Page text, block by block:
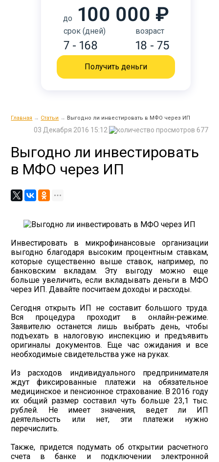
до 100 000 ₽
срок (дней)
7 - 168
возраст
18 - 75
Получить деньги
Главная → Статьи → Выгодно ли инвестировать в МФО через ИП
677
03 Декабря 2016 15:12
Выгодно ли инвестировать
в МФО через ИП
Инвестировать в микрофинансовые организации
выгодно благодаря высоким процентным ставкам,
которые существенно выше ставок, например, по
банковским вкладам. Эту выгоду можно еще
больше увеличить, если вкладывать деньги в МФО
через ИП. Давайте посчитаем доходы и расходы.
Сегодня открыть ИП не составит большого труда.
Вся процедура проходит в онлайн-режиме.
Заявителю останется лишь выбрать день, чтобы
подъехать в налоговую инспекцию и предъявить
оригиналы документов. Еще час ожидания и все
необходимые свидетельства уже на руках.
Из расходов индивидуального предпринимателя
ждут фиксированные платежи на обязательное
медицинское и пенсионное страхование. В 2016 году
их общий размер составил чуть больше 23,1 тыс.
рублей. Не имеет значения, ведет ли ИП
деятельность или нет, эти платежи нужно
перечислить.
Также, придется подумать об открытии расчетного
счета в банке и подключении электронной